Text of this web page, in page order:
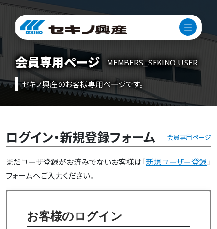
会員専用ページ
MEMBERS_SEKINO USER
セキノ興産のお客様専用ページです。
ログイン・新規登録フォーム 会員専用ページ
まだユーザ登録がお済みでないお客様は「新規ユーザー登録」
フォームへご入力ください。
お客様のログイン